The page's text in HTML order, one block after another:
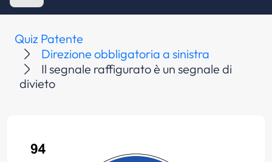
Quiz Patente
Direzione obbligatoria a sinistra
Il segnale raffigurato è un segnale di
divieto